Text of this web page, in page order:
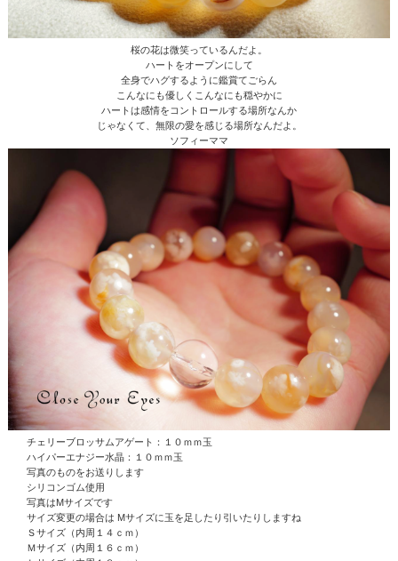
桜の花は微笑っているんだよ。
ハートをオープンにして
全身でハグするように鑑賞てごらん
こんなにも優しくこんなにも穏やかに
ハートは感情をコントロールする場所なんか
じゃなくて、無限の愛を感じる場所なんだよ。
ソフィーママ
チェリーブロッサムアゲート：１０ｍｍ玉
ハイパーエナジー水晶 ：１０ｍｍ玉
写真のものをお送りします
シリコンゴム使用
写真はMサイズです
サイズ変更の場合は Mサイズに玉を足したり引いたりしますね
Ｓサイズ（内周１４ｃｍ）
Ｍサイズ（内周１６ｃｍ）